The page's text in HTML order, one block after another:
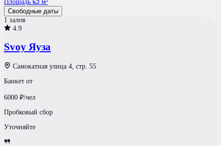
Площадь
м²
Свободные даты
1 залов
4.9
Svoy Яуза
Самокатная улица 4, стр. 55
Банкет от
6000 ₽/чел
Пробковый сбор
Уточняйте